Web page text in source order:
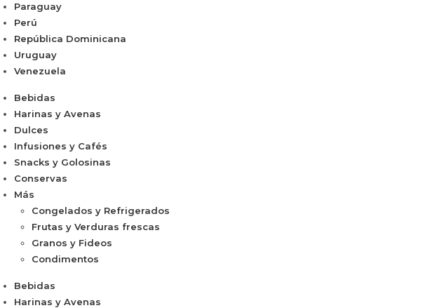
Paraguay
Perú
República Dominicana
Uruguay
Venezuela
Bebidas
Harinas y Avenas
Dulces
Infusiones y Cafés
Snacks y Golosinas
Conservas
Más
Congelados y Refrigerados
Frutas y Verduras frescas
Granos y Fideos
Condimentos
Bebidas
Harinas y Avenas